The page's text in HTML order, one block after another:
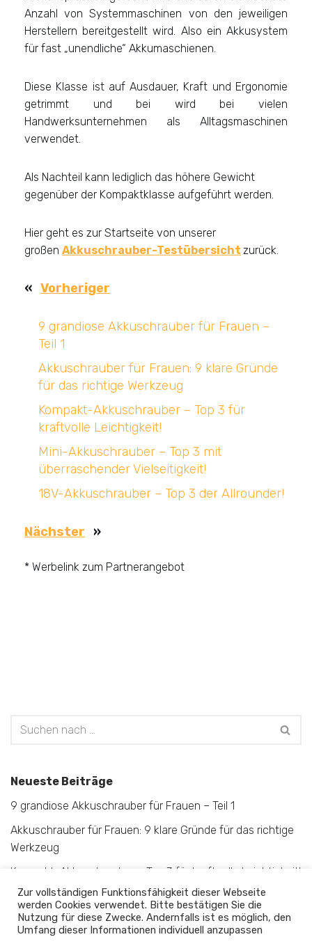
Anzahl von Systemmaschinen von den jeweiligen
Herstellern bereitgestellt wird. Also ein Akkusystem
für fast „unendliche“ Akkumaschienen.
Diese Klasse ist auf Ausdauer, Kraft und Ergonomie
getrimmt und bei wird bei vielen
Handwerksunternehmen als Alltagsmaschinen
verwendet.
Als Nachteil kann lediglich das höhere Gewicht
gegenüber der Kompaktklasse aufgeführt werden.
Hier geht es zur Startseite von unserer
großen Akkuschrauber-Testübersicht zurück.
« Vorheriger
9 grandiose Akkuschrauber für Frauen –
Teil 1
Akkuschrauber für Frauen: 9 klare Gründe
für das richtige Werkzeug
Kompakt-Akkuschrauber – Top 3 für
kraftvolle Leichtigkeit!
Mini-Akkuschrauber – Top 3 mit
überraschender Vielseitigkeit!
18V-Akkuschrauber – Top 3 der Allrounder!
Nächster »
* Werbelink zum Partnerangebot
Neueste Beiträge
9 grandiose Akkuschrauber für Frauen – Teil 1
Akkuschrauber für Frauen: 9 klare Gründe für das richtige
Werkzeug
Kompakt-Akkuschrauber – Top 3 für kraftvolle Leichtigkeit!
Mini-Akkuschrauber – Top 3 mit überraschender
Vielseitigkeit!
18V-Akkuschrauber – Top 3 der Allrounder!
Zur vollständigen Funktionsfähigkeit dieser Webseite
werden Cookies verwendet. Bitte bestätigen Sie die
Nutzung für diese Zwecke. Andernfalls ist es möglich, den
Umfang dieser Informationen individuell anzupassen